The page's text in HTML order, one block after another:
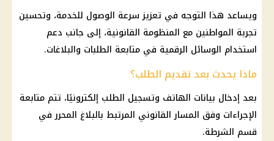
ويساعد هذا التوجه في تعزيز سرعة الوصول للخدمة، وتحسين
تجربة المواطنين مع المنظومة القانونية، إلى جانب دعم
استخدام الوسائل الرقمية في متابعة الطلبات والبلاغات.
ماذا يحدث بعد تقديم الطلب؟
بعد إدخال بيانات الهاتف وتسجيل الطلب إلكترونيًا، تتم متابعة
الإجراءات وفق المسار القانوني المرتبط بالبلاغ المحرر في
قسم الشرطة.